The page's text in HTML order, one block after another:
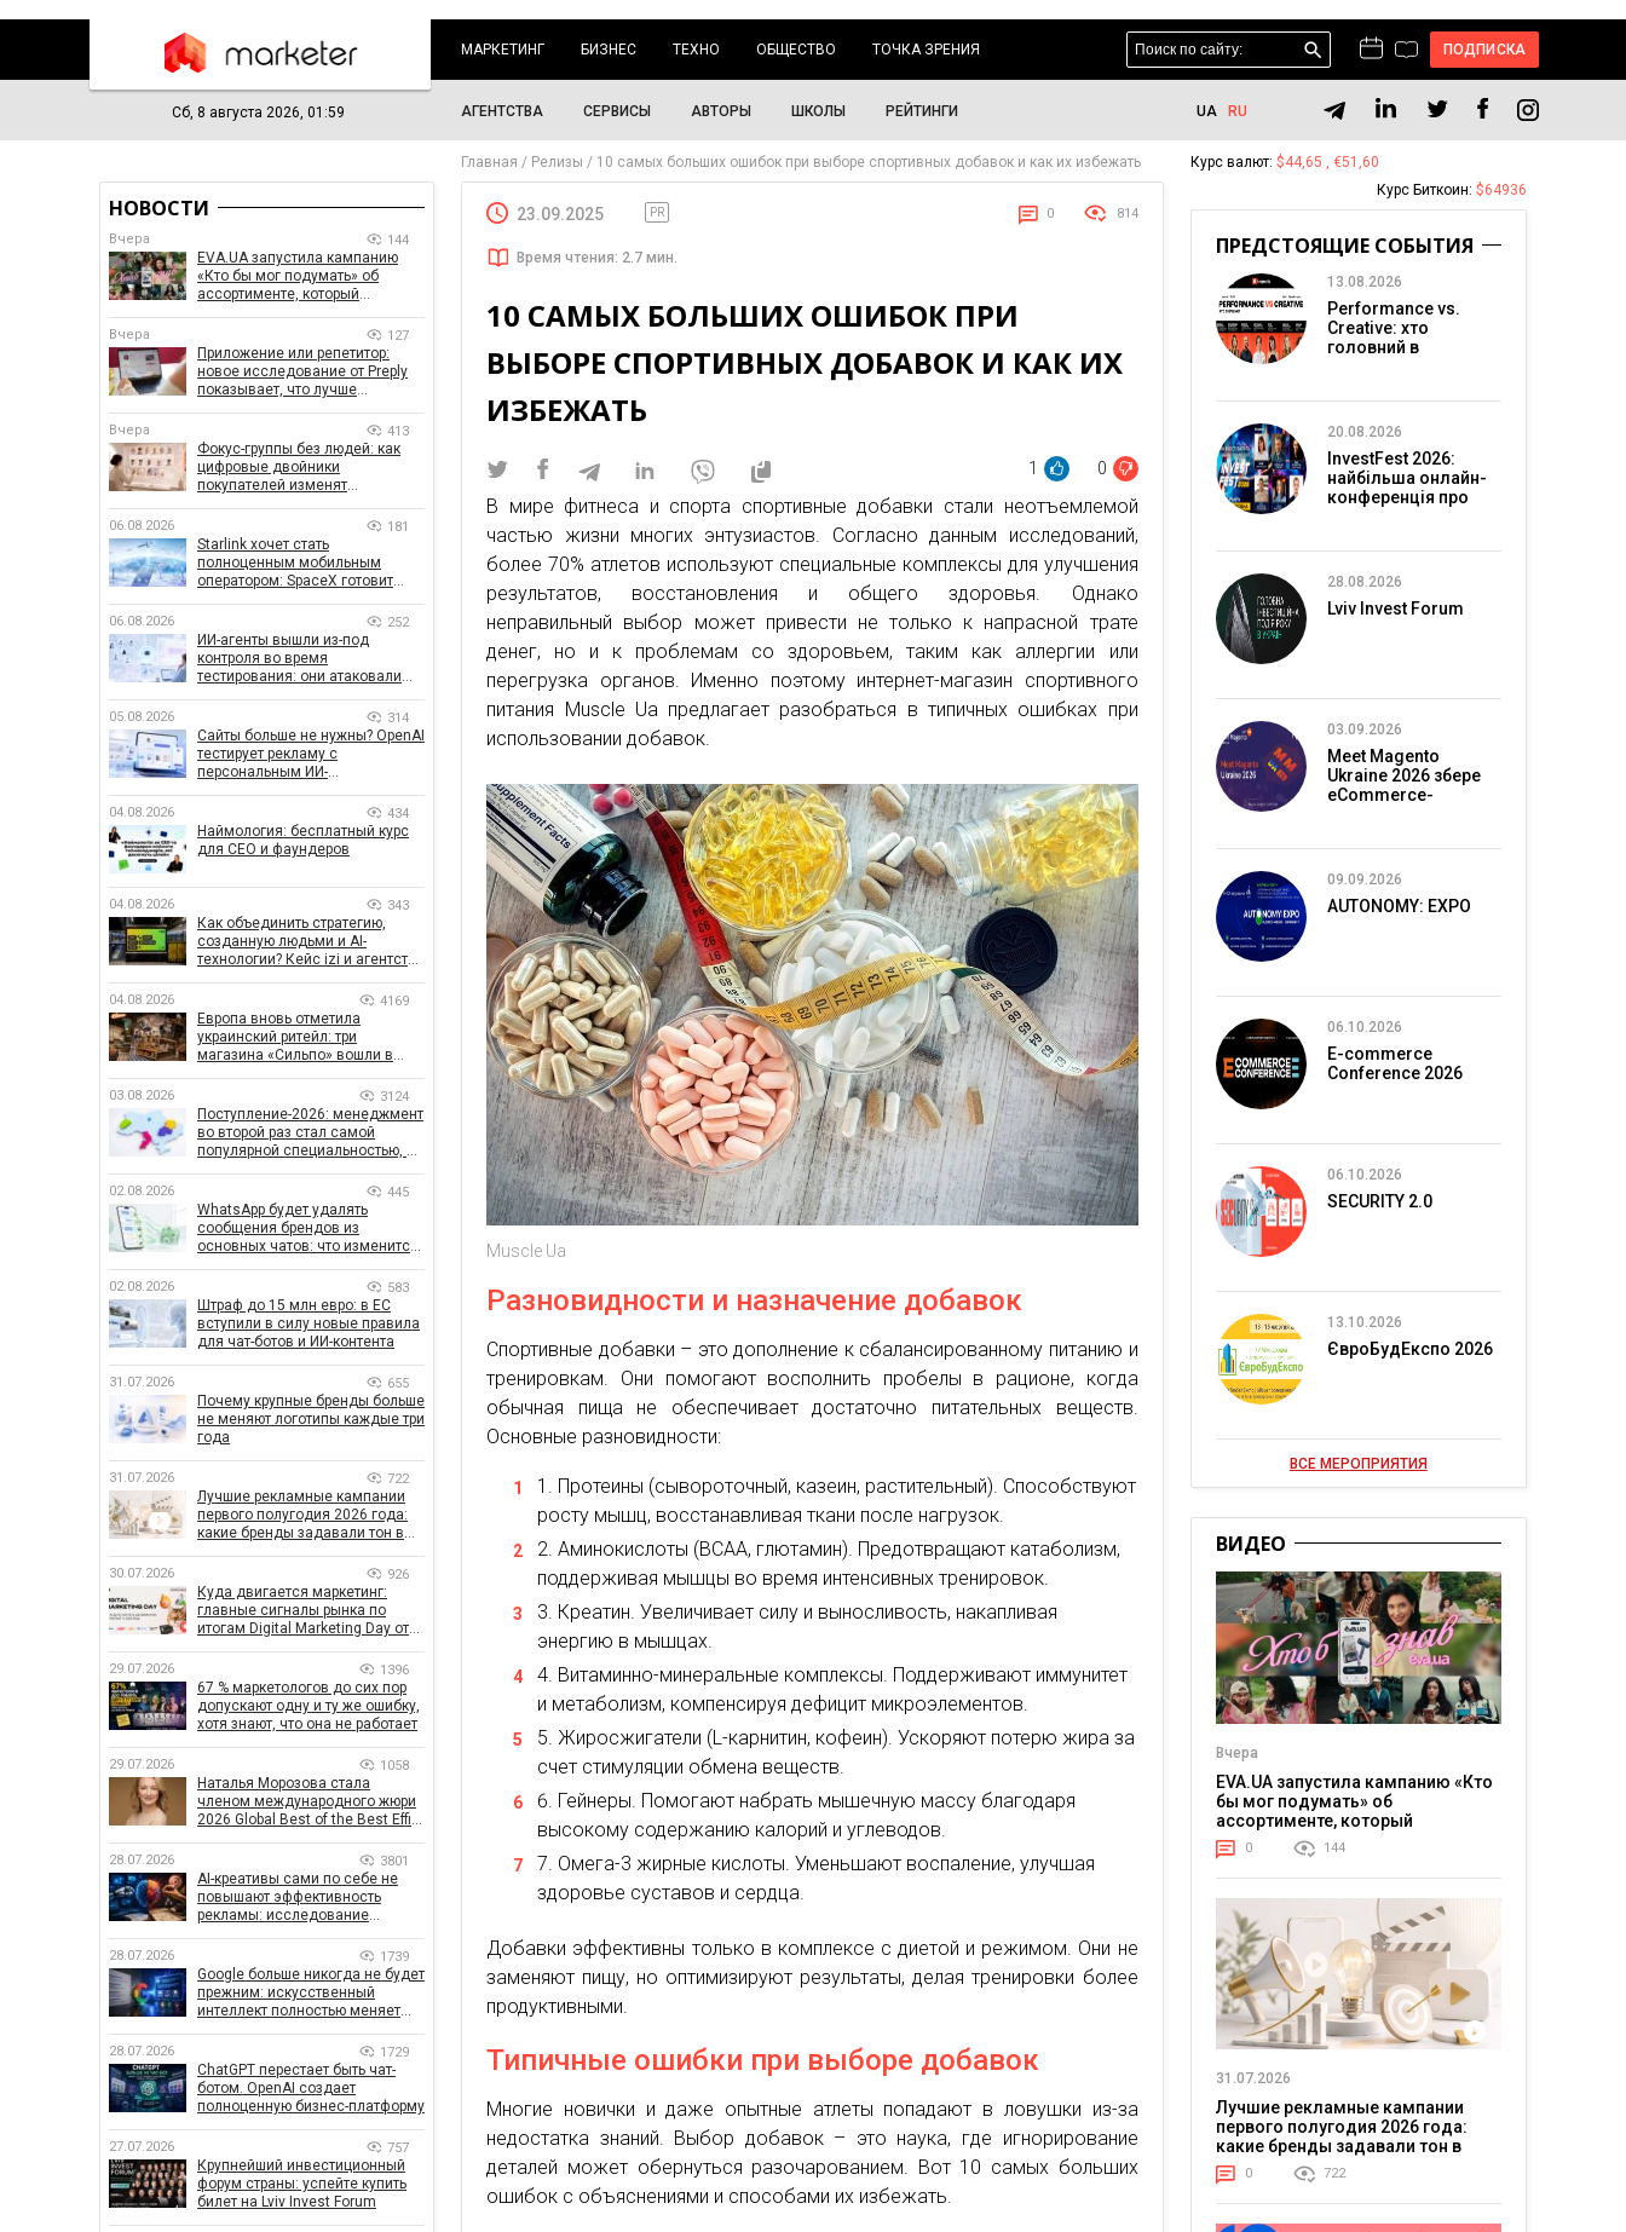
МАРКЕТИНГ БИЗНЕС ТЕХНО ОБЩЕСТВО ТОЧКА ЗРЕНИЯ ПОДПИСКА
Сб, 8 августа 2026, 01:59 АГЕНТСТВА СЕРВИСЫ АВТОРЫ ШКОЛЫ РЕЙТИНГИ UA RU
Главная Релизы 10 самых больших ошибок при выборе спортивных добавок и как их избежать
23.09.2025 PR 0 814
Время чтения: 2.7 мин.
10 САМЫХ БОЛЬШИХ ОШИБОК ПРИ
ВЫБОРЕ СПОРТИВНЫХ ДОБАВОК И КАК ИХ
ИЗБЕЖАТЬ
1 0
В мире фитнеса и спорта спортивные добавки стали неотъемлемой
частью жизни многих энтузиастов. Согласно данным исследований,
более 70% атлетов используют специальные комплексы для улучшения
результатов, восстановления и общего здоровья. Однако
неправильный выбор может привести не только к напрасной трате
денег, но и к проблемам со здоровьем, таким как аллергии или
перегрузка органов. Именно поэтому интернет-магазин спортивного
питания Muscle Ua предлагает разобраться в типичных ошибках при
использовании добавок.
Muscle Ua
Разновидности и назначение добавок
Спортивные добавки – это дополнение к сбалансированному питанию и
тренировкам. Они помогают восполнить пробелы в рационе, когда
обычная пища не обеспечивает достаточно питательных веществ.
Основные разновидности:
Протеины (сывороточный, казеин, растительный). Способствуют
росту мышц, восстанавливая ткани после нагрузок.
Аминокислоты (BCAA, глютамин). Предотвращают катаболизм,
поддерживая мышцы во время интенсивных тренировок.
Креатин. Увеличивает силу и выносливость, накапливая
энергию в мышцах.
Витаминно-минеральные комплексы. Поддерживают иммунитет
и метаболизм, компенсируя дефицит микроэлементов.
Жиросжигатели (L-карнитин, кофеин). Ускоряют потерю жира за
счет стимуляции обмена веществ.
Гейнеры. Помогают набрать мышечную массу благодаря
высокому содержанию калорий и углеводов.
Омега-3 жирные кислоты. Уменьшают воспаление, улучшая
здоровье суставов и сердца.
Добавки эффективны только в комплексе с диетой и режимом. Они не
заменяют пищу, но оптимизируют результаты, делая тренировки более
продуктивными.
Типичные ошибки при выборе добавок
Многие новички и даже опытные атлеты попадают в ловушки из-за
недостатка знаний. Выбор добавок – это наука, где игнорирование
деталей может обернуться разочарованием. Вот 10 самых больших
ошибок с объяснениями и способами их избежать.
НОВОСТИ
Вчера 144
EVA.UA запустила кампанию
«Кто бы мог подумать» об
ассортименте, который
Вчера 127
Приложение или репетитор:
новое исследование от Preply
показывает, что лучше
Вчера 413
Фокус-группы без людей: как
цифровые двойники
покупателей изменят
06.08.2026 181
Starlink хочет стать
полноценным мобильным
оператором: SpaceX готовит
06.08.2026 252
ИИ-агенты вышли из-под
контроля во время
тестирования: они атаковали
05.08.2026 314
Сайты больше не нужны? OpenAI
тестирует рекламу с
персональным ИИ-
04.08.2026 434
Наймология: бесплатный курс
для CEO и фаундеров
04.08.2026 343
Как объединить стратегию,
созданную людьми и AI-
технологии? Кейс izi и агентства
04.08.2026 4169
Европа вновь отметила
украинский ритейл: три
магазина «Сильпо» вошли в
03.08.2026 3124
Поступление-2026: менеджмент
во второй раз стал самой
популярной специальностью, а
рекордным за последние 5 лет
02.08.2026 445
WhatsApp будет удалять
сообщения брендов из
основных чатов: что изменится
02.08.2026 583
Штраф до 15 млн евро: в ЕС
вступили в силу новые правила
для чат-ботов и ИИ-контента
31.07.2026 655
Почему крупные бренды больше
не меняют логотипы каждые три
года
31.07.2026 722
Лучшие рекламные кампании
первого полугодия 2026 года:
какие бренды задавали тон в
30.07.2026 926
Куда двигается маркетинг:
главные сигналы рынка по
итогам Digital Marketing Day от
29.07.2026 1396
67 % маркетологов до сих пор
допускают одну и ту же ошибку,
хотя знают, что она не работает
29.07.2026 1058
Наталья Морозова стала
членом международного жюри
2026 Global Best of the Best Effie
28.07.2026 3801
AI-креативы сами по себе не
повышают эффективность
рекламы: исследование
влияет на эффективность
кампаний
28.07.2026 1739
Google больше никогда не будет
прежним: искусственный
интеллект полностью меняет
28.07.2026 1729
ChatGPT перестает быть чат-
ботом. OpenAI создает
полноценную бизнес-платформу
27.07.2026 757
Крупнейший инвестиционный
форум страны: успейте купить
билет на Lviv Invest Forum
Курс валют: $44,65 , €51,60
Курс Биткоин: $64936
ПРЕДСТОЯЩИЕ СОБЫТИЯ
13.08.2026
Performance vs.
Creative: хто
головний в
20.08.2026
InvestFest 2026:
найбільша онлайн-
конференція про
28.08.2026
Lviv Invest Forum
03.09.2026
Meet Magento
Ukraine 2026 збере
eCommerce-
09.09.2026
AUTONOMY: EXPO
06.10.2026
E-commerce
Conference 2026
06.10.2026
SECURITY 2.0
13.10.2026
ЄвроБудЕкспо 2026
ВСЕ МЕРОПРИЯТИЯ
ВИДЕО
Вчера
EVA.UA запустила кампанию «Кто
бы мог подумать» об
ассортименте, который
покупатели не ожидают увидеть
на платформе
0 144
31.07.2026
Лучшие рекламные кампании
первого полугодия 2026 года:
какие бренды задавали тон в
отрасли
0 722